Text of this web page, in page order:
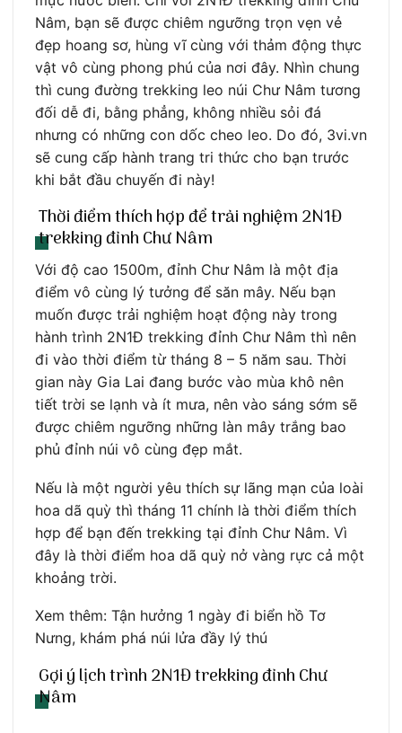
Nâm, bạn sẽ được chiêm ngưỡng trọn vẹn vẻ
đẹp hoang sơ, hùng vĩ cùng với thảm động thực
vật vô cùng phong phú của nơi đây. Nhìn chung
thì cung đường trekking leo núi Chư Nâm tương
đối dễ đi, bằng phẳng, không nhiều sỏi đá
nhưng có những con dốc cheo leo. Do đó, 3vi.vn
sẽ cung cấp hành trang tri thức cho bạn trước
khi bắt đầu chuyến đi này!
Thời điểm thích hợp để trải nghiệm 2N1Đ
trekking đỉnh Chư Nâm
Với độ cao 1500m, đỉnh Chư Nâm là một địa
điểm vô cùng lý tưởng để săn mây. Nếu bạn
muốn được trải nghiệm hoạt động này trong
hành trình 2N1Đ trekking đỉnh Chư Nâm thì nên
đi vào thời điểm từ tháng 8 – 5 năm sau. Thời
gian này Gia Lai đang bước vào mùa khô nên
tiết trời se lạnh và ít mưa, nên vào sáng sớm sẽ
được chiêm ngưỡng những làn mây trắng bao
phủ đỉnh núi vô cùng đẹp mắt.
Nếu là một người yêu thích sự lãng mạn của loài
hoa dã quỳ thì tháng 11 chính là thời điểm thích
hợp để bạn đến trekking tại đỉnh Chư Nâm. Vì
đây là thời điểm hoa dã quỳ nở vàng rực cả một
khoảng trời.
Xem thêm: Tận hưởng 1 ngày đi biển hồ Tơ
Nưng, khám phá núi lửa đầy lý thú
Gợi ý lịch trình 2N1Đ trekking đỉnh Chư
Nâm